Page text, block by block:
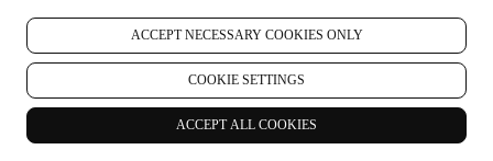
ACCEPT NECESSARY COOKIES ONLY
COOKIE SETTINGS
ACCEPT ALL COOKIES
pourvoit (a) à Le Creuset Group AG la responsabilité de la stratégie
marketing globale et de l’expérience client personnalisée ; (b) aux
filiales locales Le Creuset le bénéfice et l’implantation de cette
stratégie, ainsi que la possibilité de développer des initiatives
marketing et communication de manière indépendante ; (c) à toutes
les parties le devoir de traiter de vos demandes concernant vos droits
sur vos données.